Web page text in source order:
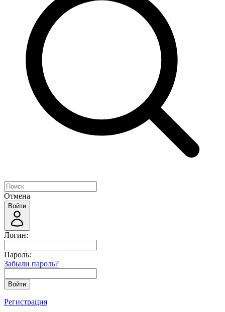
Отмена
Войти
Логин:
Пароль:
Забыли пароль?
Войти
Регистрация